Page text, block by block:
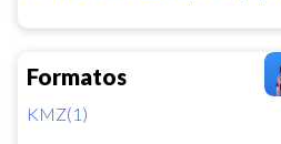
Formatos
KMZ(1)